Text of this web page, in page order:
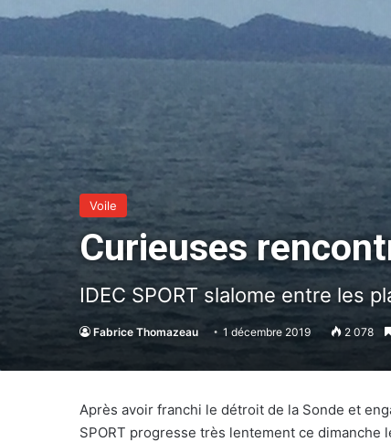
Voile
Curieuses
IDEC SPORT slalome entre les
Fabrice Thomazeau 1 décembre 2019 2 078
Après avoir franchi le détroit de la Sonde et
SPORT progresse très lentement ce